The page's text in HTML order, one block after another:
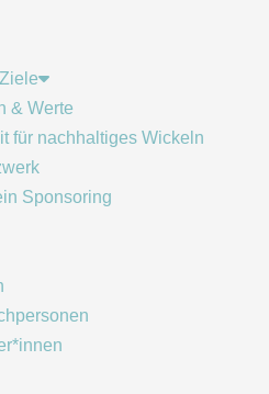
& Werte
für nachhaltiges Wickeln
Sponsoring